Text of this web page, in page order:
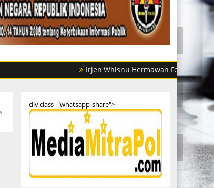
Irjen Whisnu Hermawan Februanto Mutasi
div class="whatsapp-share">